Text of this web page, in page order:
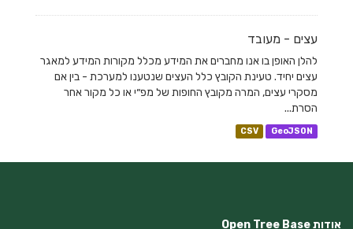
עצים - מעובד
להלן האופן בו אנו מחברים את המידע מכלל מקורות המידע למאגר
עצים יחיד. טעינת הקובץ כלל העצים שנטענו למערכת - בין אם
מסקרי עצים, המרה מקובץ החופות של מפ״י או כל מקור אחר
הסרת...
CSV GeoJSON
אודות Open Tree Base